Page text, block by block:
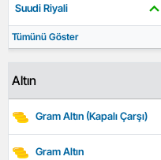
Suudi Riyali
Tümünü Göster
Altın
Gram Altın (Kapalı Çarşı)
Gram Altın